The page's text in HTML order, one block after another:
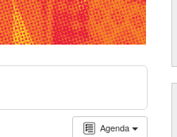
Agenda